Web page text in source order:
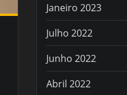
Janeiro 2023
Julho 2022
Junho 2022
Abril 2022